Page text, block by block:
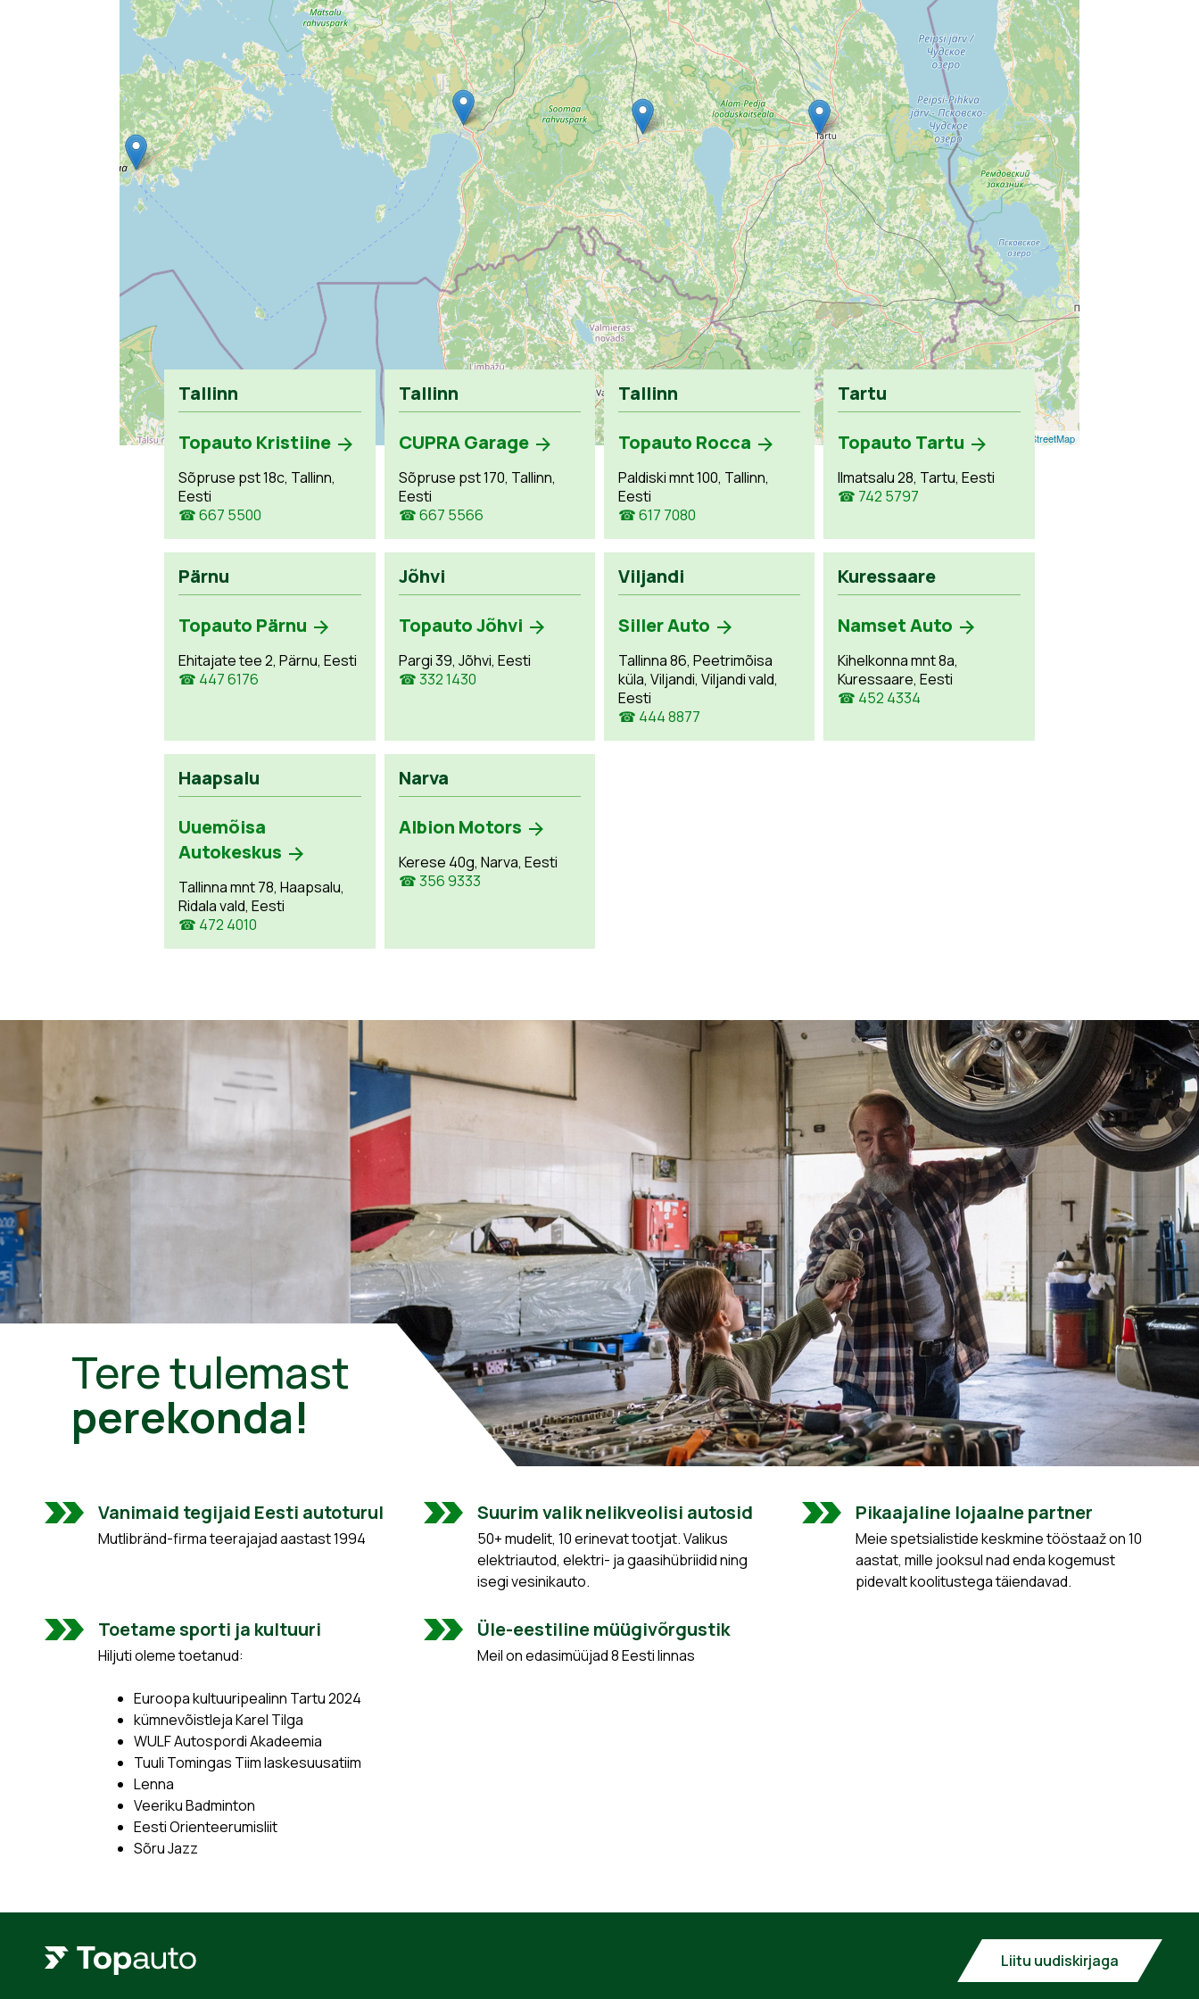
Leaflet OpenStreetMap
Tallinn
Topauto Kristiine
Sõpruse pst 18c, Tallinn,
Eesti
☎ 667 5500
Tallinn
CUPRA Garage
Sõpruse pst 170, Tallinn,
Eesti
☎ 667 5566
Tallinn
Topauto Rocca
Paldiski mnt 100, Tallinn,
Eesti
☎ 617 7080
Tartu
Topauto Tartu
Ilmatsalu 28, Tartu, Eesti
☎ 742 5797
Pärnu
Topauto Pärnu
Ehitajate tee 2, Pärnu, Eesti
☎ 447 6176
Jõhvi
Topauto Jõhvi
Pargi 39, Jõhvi, Eesti
☎ 332 1430
Viljandi
Siller Auto
Tallinna 86, Peetrimõisa
küla, Viljandi, Viljandi vald,
Eesti
☎ 444 8877
Kuressaare
Namset Auto
Kihelkonna mnt 8a,
Kuressaare, Eesti
☎ 452 4334
Haapsalu
Uuemõisa
Autokeskus
Tallinna mnt 78, Haapsalu,
Ridala vald, Eesti
☎ 472 4010
Narva
Albion Motors
Kerese 40g, Narva, Eesti
☎ 356 9333
Tere tulemast
perekonda!
Vanimaid tegijaid Eesti autoturul
Mutlibränd-firma teerajajad aastast 1994
Suurim valik nelikveolisi autosid
50+ mudelit, 10 erinevat tootjat. Valikus
elektriautod, elektri- ja gaasihübriidid ning
isegi vesinikauto.
Pikaajaline lojaalne partner
Meie spetsialistide keskmine tööstaaž on 10
aastat, mille jooksul nad enda kogemust
pidevalt koolitustega täiendavad.
Toetame sporti ja kultuuri
Hiljuti oleme toetanud:
Euroopa kultuuripealinn Tartu 2024
kümnevõistleja Karel Tilga
WULF Autospordi Akadeemia
Tuuli Tomingas Tiim laskesuusatiim
Lenna
Veeriku Badminton
Eesti Orienteerumisliit
Sõru Jazz
Üle-eestiline müügivõrgustik
Meil on edasimüüjad 8 Eesti linnas
Liitu uudiskirjaga